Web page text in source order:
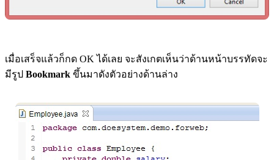
เมื่อเสร็จแล้วก็กด OK ได้เลย จะสังเกตเห็นว่าด้านหน้าบรรทัดจะ
มีรูป Bookmark ขึ้นมาดังตัวอย่างด้านล่าง